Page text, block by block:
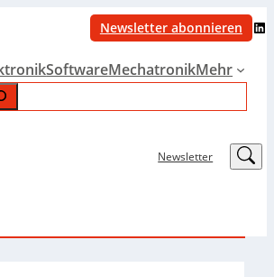
Newsletter abonnieren LinkedIn
SoftwareMechatronikMehr
Newsletter LinkedIn